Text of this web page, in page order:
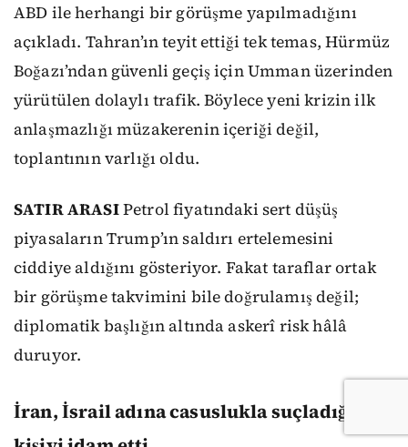
ABD ile herhangi bir görüşme yapılmadığını
açıkladı. Tahran’ın teyit ettiği tek temas, Hürmüz
Boğazı’ndan güvenli geçiş için Umman üzerinden
yürütülen dolaylı trafik. Böylece yeni krizin ilk
anlaşmazlığı müzakerenin içeriği değil,
toplantının varlığı oldu.
SATIR ARASIPetrol fiyatındaki sert düşüş
piyasaların Trump’ın saldırı ertelemesini
ciddiye aldığını gösteriyor. Fakat taraflar ortak
bir görüşme takvimini bile doğrulamış değil;
diplomatik başlığın altında askerî risk hâlâ
duruyor.
İran, İsrail adına casuslukla suçladığı iki